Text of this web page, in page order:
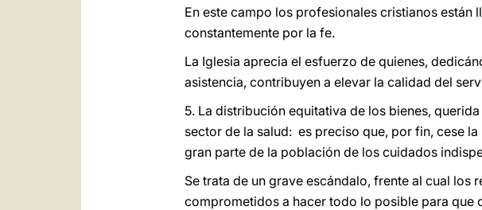
En este campo los profesionales cristianos
constantemente por la fe.
La Iglesia aprecia el esfuerzo de quienes,
asistencia, contribuyen a elevar la calidad del
5. La distribución equitativa de los bienes,
sector de la salud: es preciso que, por fin, cese
gran parte de la población de los cuidados
Se trata de un grave escándalo, frente al cual los
comprometidos a hacer todo lo posible para que